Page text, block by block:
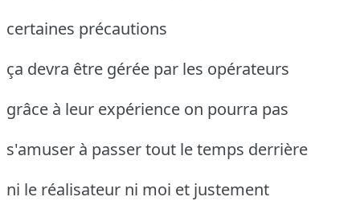
certaines précautions
ça devra être gérée par les opérateurs
grâce à leur expérience on pourra pas
s'amuser à passer tout le temps derrière
ni le réalisateur ni moi et justement